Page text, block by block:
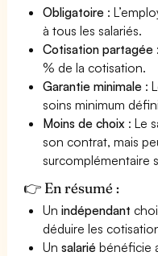
Obligatoire :
à tous les salariés.
Cotisation partagée
% de la cotisation.
Garantie minimale :
soins minimum
Moins de choix : Le
son contrat, mais
surcomplémentaire
👉 En résumé :
Unindépendant
déduire les
Unsalarié bénéficie